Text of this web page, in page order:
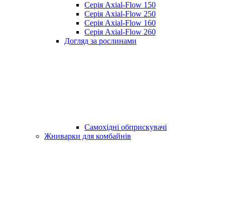
Серія Axial-Flow 150
Серія Axial-Flow 250
Серія Axial-Flow 160
Серія Axial-Flow 260
Догляд за рослинами
Самохідні обприскувачі
Жниварки для комбайнів